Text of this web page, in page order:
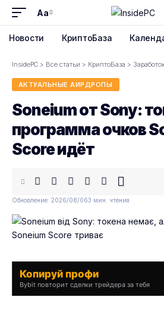
Font
Resizer
Aa
Новости КриптоБаза
InsidePC > Все статьи > КриптоБаза >
АКТУАЛЬНЫЕ АИРДРОПЫ
Soneium от Sony:
программа очков
Score идёт
Обновление: 2026/08/063 мин. чтения
Копируй профи
Bybit повторит сделки трейдера за тебя